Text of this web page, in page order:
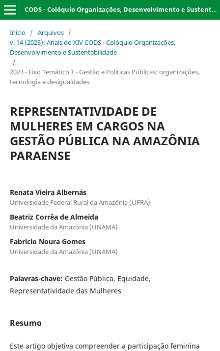
CODS - Colóquio Organizações, Desenvolvimento e Sustentabilidade
Início / Arquivos /
v. 14 (2023): Anais do XIV CODS - Colóquio Organizações,
Desenvolvimento e Sustentabilidade
/
2023 - Eixo Temático 1 - Gestão e Políticas Públicas: organizações,
tecnologia e desigualdades
REPRESENTATIVIDADE DE
MULHERES EM CARGOS NA
GESTÃO PÚBLICA NA AMAZÔNIA
PARAENSE
Renata Vieira Albernás
Universidade Federal Rural da Amazônia (UFRA)
Beatriz Corrêa de Almeida
Universidade da Amazônia (UNAMA)
Fabrício Noura Gomes
Universidade da Amazônia (UNAMA)
Palavras-chave: Gestão Pública, Equidade,
Representatividade das Mulheres
Resumo
Este artigo objetiva compreender a participação feminina